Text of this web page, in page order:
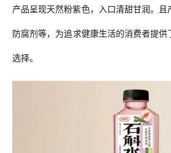
产品呈现天然粉紫色，入口清甜甘润。 且
防腐剂等，为追求健康生活的消费者提
选择。